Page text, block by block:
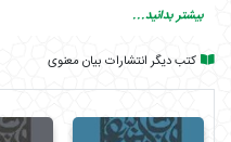
و دام‌هایی که شیطان برایشان
در این اثر پژوهشی نویسنده با
سرگذشت برجسته‌ترین
از زندگی شخصی، شیوه
بیشتر بدانید...
کتب دیگر انتشارات بیان معنوی